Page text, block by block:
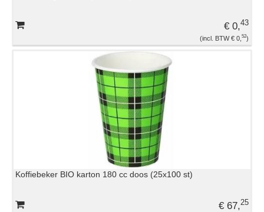
€ 0,43
€ 0, 52
Koffiebeker BIO karton 180 cc doos (25x100 st)
€ 67,25